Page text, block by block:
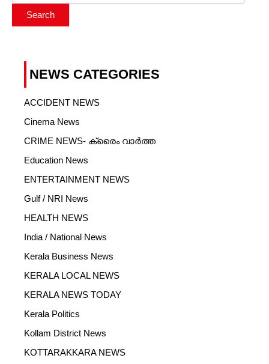
NEWS CATEGORIES
ACCIDENT NEWS
Cinema News
CRIME NEWS- ക്രൈം വാർത്ത
Education News
ENTERTAINMENT NEWS
Gulf / NRI News
HEALTH NEWS
India / National News
Kerala Business News
KERALA LOCAL NEWS
KERALA NEWS TODAY
Kerala Politics
Kollam District News
KOTTARAKKARA NEWS